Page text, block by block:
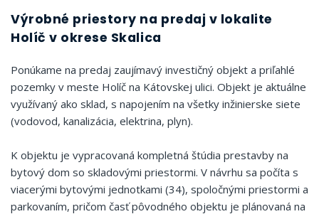
Výrobné priestory na predaj v lokalite
Holíč v okrese Skalica
Ponúkame na predaj zaujímavý investičný objekt a priľahlé
pozemky v meste Holíč na Kátovskej ulici. Objekt je aktuálne
využívaný ako sklad, s napojením na všetky inžinierske siete
(vodovod, kanalizácia, elektrina, plyn).
K objektu je vypracovaná kompletná štúdia prestavby na
bytový dom so skladovými priestormi. V návrhu sa počíta s
viacerými bytovými jednotkami (34), spoločnými priestormi a
parkovaním, pričom časť pôvodného objektu je plánovaná na